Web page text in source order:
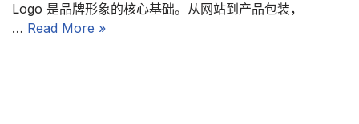
Logo 是品牌形象的核心基础。从网站到产品包装，
… Read More »